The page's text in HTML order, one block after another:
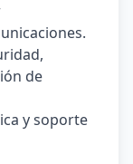
de
y soporte